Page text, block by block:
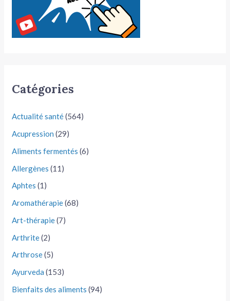
Catégories
Actualité santé(564)
Acupression (29)
Aliments fermentés (6)
Allergènes (11)
Aphtes (1)
Aromathérapie(68)
Art-thérapie(7)
Arthrite(2)
Arthrose(5)
Ayurveda (153)
Bienfaits des aliments (94)